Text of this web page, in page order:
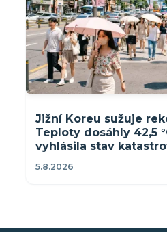
Jižní Koreu sužuje
Teploty dosáhly 42,5
vyhlásila stav
5.8.2026